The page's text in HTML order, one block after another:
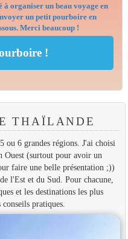
à organiser un beau voyage en
un petit pourboire en
Merci beaucoup !
THAÏLANDE
ou 6 grandes régions. J'ai choisi
Ouest (surtout pour avoir un
faire une belle présentation ;))
l'Est et du Sud. Pour chacune,
et les destinations les plus
pratiques.